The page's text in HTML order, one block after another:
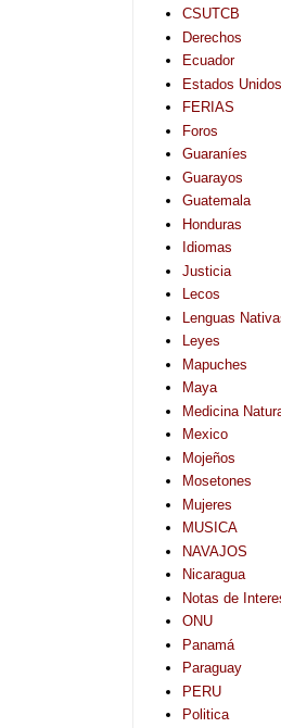
CSUTCB
Derechos
Ecuador
Estados Unidos
FERIAS
Foros
Guaraníes
Guarayos
Guatemala
Honduras
Idiomas
Justicia
Lecos
Lenguas
Leyes
Mapuches
Maya
Medicina
Mexico
Mojeños
Mosetones
Mujeres
MUSICA
NAVAJOS
Nicaragua
Notas de
ONU
Panamá
Paraguay
PERU
Politica